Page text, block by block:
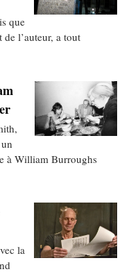
que
l’auteur, a tout
à William Burroughs
la